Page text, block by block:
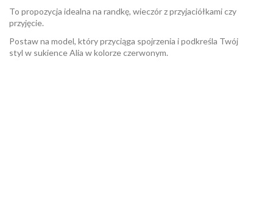
To propozycja idealna na randkę, wieczór z przyjaciółkami czy
przyjęcie.
Postaw na model, który przyciąga spojrzenia i podkreśla Twój
styl w sukience Alia w kolorze czerwonym.